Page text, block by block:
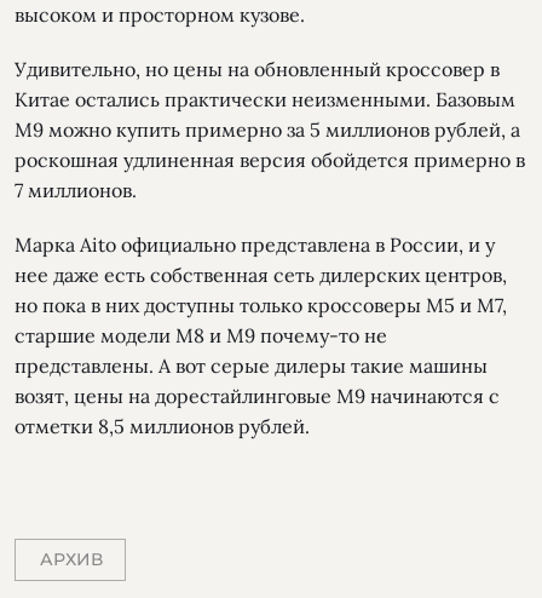
высоком и просторном кузове.
Удивительно, но цены на обновленный кроссовер в
Китае остались практически неизменными. Базовым
М9 можно купить примерно за 5 миллионов рублей, а
роскошная удлиненная версия обойдется примерно в
7 миллионов.
Марка Aito официально представлена в России, и у
нее даже есть собственная сеть дилерских центров,
но пока в них доступны только кроссоверы М5 и М7,
старшие модели М8 и М9 почему-то не
представлены. А вот серые дилеры такие машины
возят, цены на дорестайлинговые М9 начинаются с
отметки 8,5 миллионов рублей.
АРХИВ